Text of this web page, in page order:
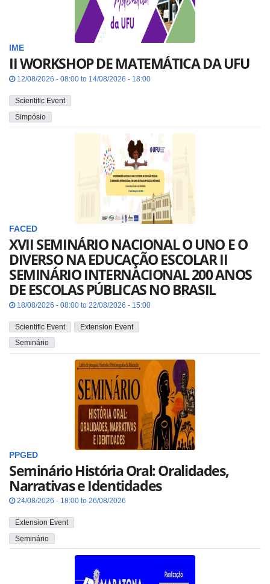
IME
II WORKSHOP DE MATEMÁTICA DA UFU
12/08/2026 - 08:00 to 14/08/2026 - 18:00
Scientific Event
Simpósio
FACED
XVII SEMINÁRIO NACIONAL O UNO E O
DIVERSO NA EDUCAÇÃO ESCOLAR II
SEMINÁRIO INTERNACIONAL 200 ANOS
DE ESCOLAS PÚBLICAS NO BRASIL
18/08/2026 - 08:00 to 22/08/2026 - 15:00
Scientific Event
Extension Event
Seminário
PPGED
Seminário História Oral: Oralidades,
Narrativas e Identidades
24/08/2026 - 18:00 to 26/08/2026
Extension Event
Seminário